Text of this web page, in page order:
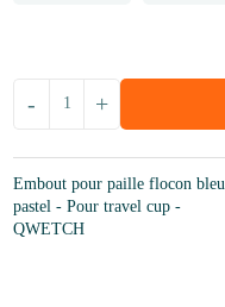
+
-
Embout pour paille flocon bleu
pastel - Pour travel cup -
QWETCH